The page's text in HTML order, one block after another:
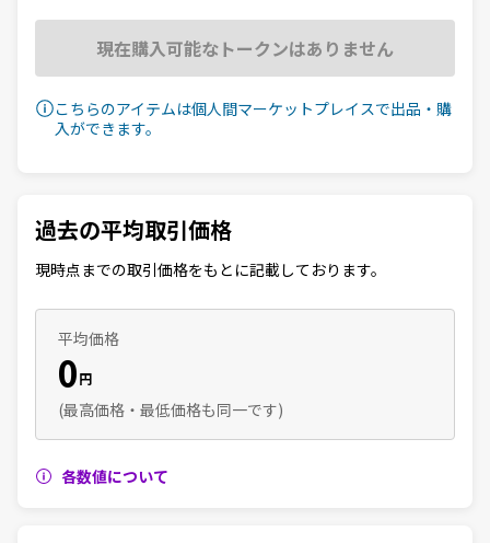
現在購入可能なトークンはありません
こちらのアイテムは個人間マーケットプレイスで出品・購
入ができます。
過去の平均取引価格
現時点までの取引価格をもとに記載しております。
平均価格
0円
(最高価格・最低価格も同一です)
各数値について